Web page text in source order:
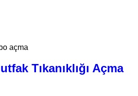
açma
Tıkanıklığı Açma